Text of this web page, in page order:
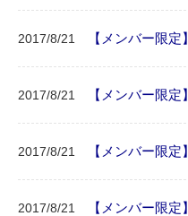
2017/8/21 【メンバー限
2017/8/21 【メンバー限
2017/8/21 【メンバー限
2017/8/21 【メンバー限